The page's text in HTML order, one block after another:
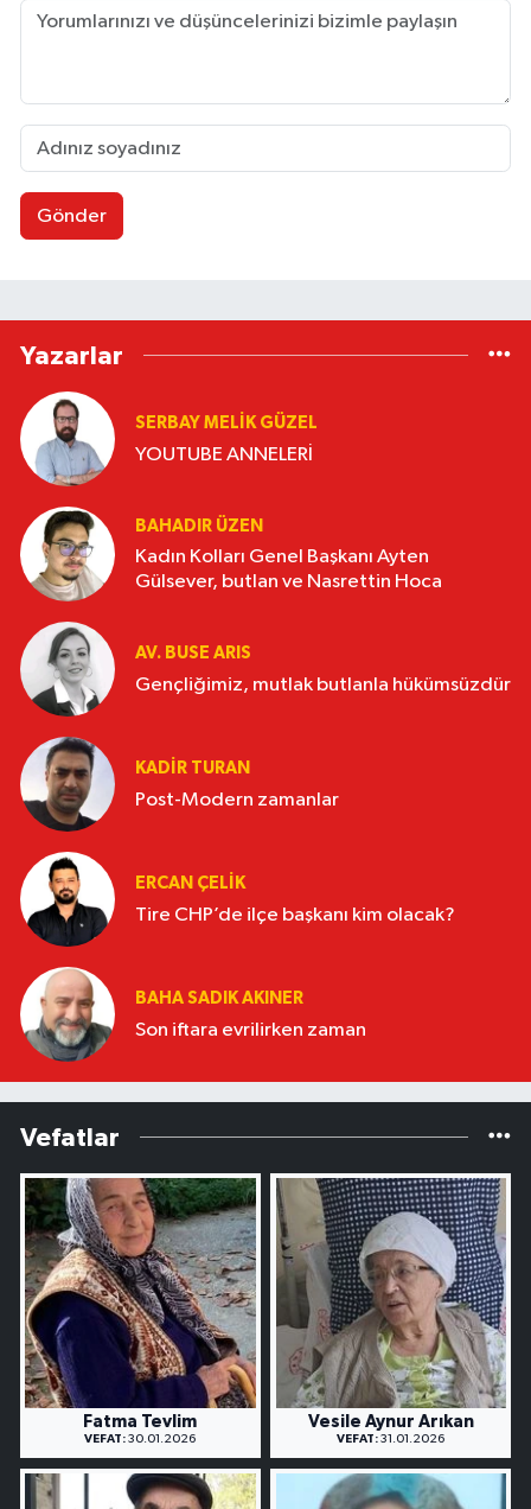
Gönder
Yazarlar
SERBAY MELIK GÜZEL
YOUTUBE ANNELERİ
BAHADIR ÜZEN
Kadın Kolları Genel Başkanı Ayten
Gülsever, butlan ve Nasrettin Hoca
AV. BUSE ARIS
Gençliğimiz, mutlak butlanla hükümsüzdür
KADIR TURAN
Post-Modern zamanlar
ERCAN ÇELIK
Tire CHP’de ilçe başkanı kim olacak?
BAHA SADIK AKINER
Son iftara evrilirken zaman
Vefatlar
Fatma Tevlim
VEFAT: 30.01.2026
Vesile Aynur Arıkan
VEFAT: 31.01.2026